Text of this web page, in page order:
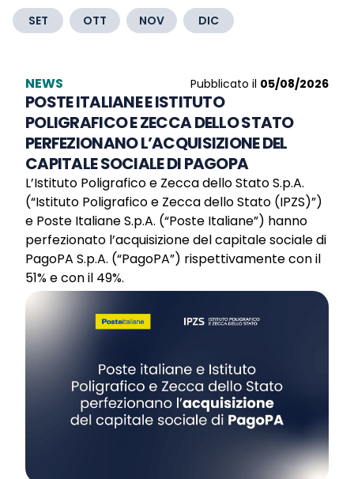
NEWS Pubblicato il 05/08/2026
POSTE ITALIANE E ISTITUTO
POLIGRAFICO E ZECCA DELLO STATO
PERFEZIONANO L’ACQUISIZIONE DEL
CAPITALE SOCIALE DI PAGOPA
L’Istituto Poligrafico e Zecca dello Stato S.p.A.
(“Istituto Poligrafico e Zecca dello Stato (IPZS)”)
e Poste Italiane S.p.A. (“Poste Italiane”) hanno
perfezionato l’acquisizione del capitale sociale di
PagoPA S.p.A. (“PagoPA”) rispettivamente con il
51% e con il 49%.
SET OTT NOV DIC